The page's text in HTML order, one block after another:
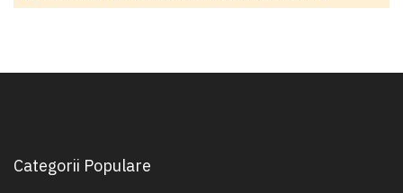
Categorii Populare